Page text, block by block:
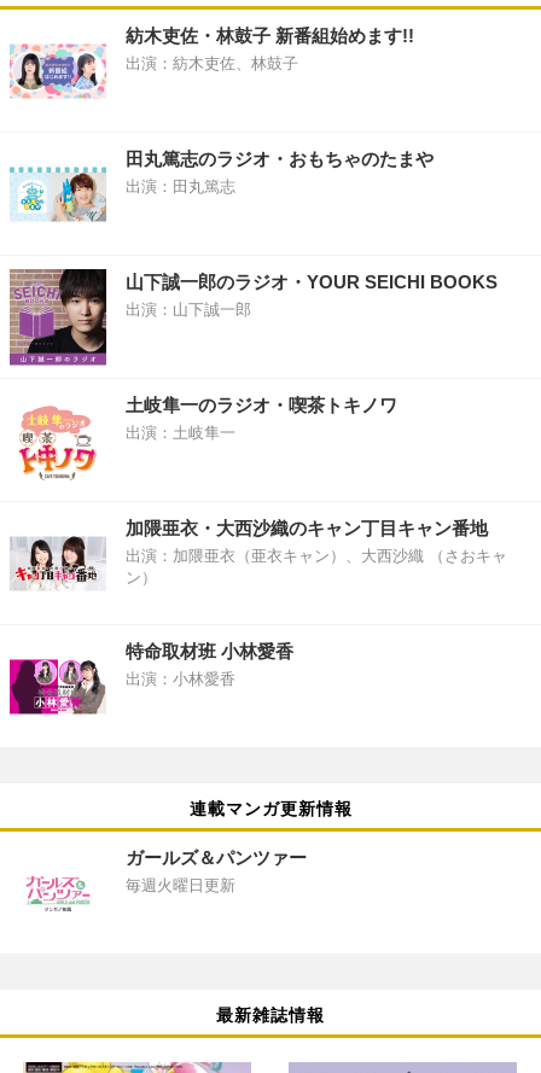
紡木吏佐・林鼓子 新番組始めます!!
出演：紡木吏佐、林鼓子
田丸篤志のラジオ・おもちゃのたまや
出演：田丸篤志
山下誠一郎のラジオ・YOUR SEICHI BOOKS
出演：山下誠一郎
土岐隼一のラジオ・喫茶トキノワ
出演：土岐隼一
加隈亜衣・大西沙織のキャン丁目キャン番地
出演：加隈亜衣（亜衣キャン）、大西沙織 （さおキャ
ン）
特命取材班 小林愛香
出演：小林愛香
連載マンガ更新情報
ガールズ＆パンツァー
毎週火曜日更新
最新雑誌情報